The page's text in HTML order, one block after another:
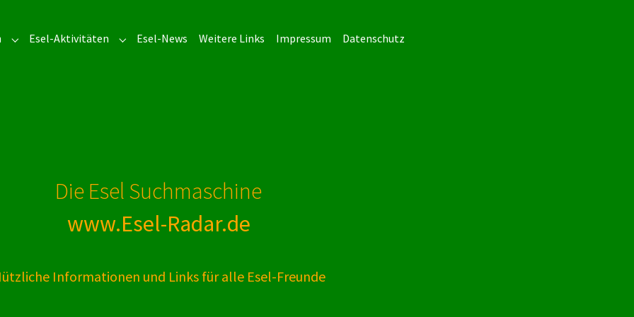
Submenu for "Esel-Adressen"
Esel-Aktivitäten Submenu for "Esel-Aktivitäten"
Esel-News Weitere Links Impressum Datenschutz
Die Esel Suchmaschine
www.Esel-Radar.de
Informationen und Links für alle Esel-Freunde